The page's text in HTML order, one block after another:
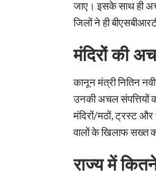
जाए। इसके साथ ही
जिलों ने ही
मंदिरों की
कानून मंत्री नितिन
उनकी अचल संपत्तियों
मंदिरों/मठों, ट्रस्ट
वालों के खिलाफ सख्त
राज्य में